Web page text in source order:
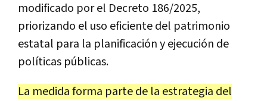
modificado por el Decreto 186/2025,
priorizando el uso eficiente del patrimonio
estatal para la planificación y ejecución de
políticas públicas.
La medida forma parte de la estrategia del